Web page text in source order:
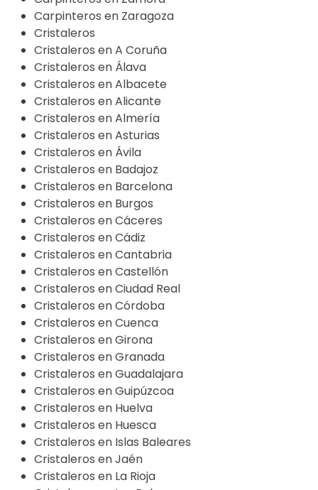
Carpinteros en Zaragoza
Cristaleros
Cristaleros en A Coruña
Cristaleros en Álava
Cristaleros en Albacete
Cristaleros en Alicante
Cristaleros en Almería
Cristaleros en Asturias
Cristaleros en Ávila
Cristaleros en Badajoz
Cristaleros en Barcelona
Cristaleros en Burgos
Cristaleros en Cáceres
Cristaleros en Cádiz
Cristaleros en Cantabria
Cristaleros en Castellón
Cristaleros en Ciudad Real
Cristaleros en Córdoba
Cristaleros en Cuenca
Cristaleros en Girona
Cristaleros en Granada
Cristaleros en Guadalajara
Cristaleros en Guipúzcoa
Cristaleros en Huelva
Cristaleros en Huesca
Cristaleros en Islas Baleares
Cristaleros en Jaén
Cristaleros en La Rioja